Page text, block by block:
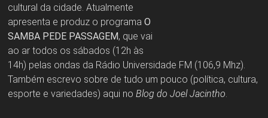
cultural da cidade. Atualmente
apresenta e produz o programa O
SAMBA PEDE PASSAGEM, que vai
ao ar todos os sábados (12h às
14h) pelas ondas da Rádio Universidade FM (106,9 Mhz).
Também escrevo sobre de tudo um pouco (política, cultura,
esporte e variedades) aqui no Blog do Joel Jacintho